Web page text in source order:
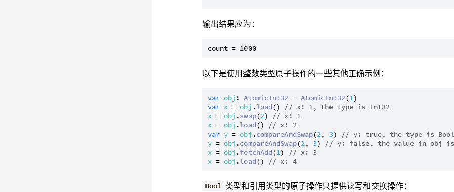
输出结果应为：
以下是使用整数类型原子操作的一些其他正确示例：
var obj : AtomicInt32 = AtomicInt32(1
var x = obj .load() // x: 1, the type is Int32
x = obj .swap(2) // x: 1
x = obj .load() // x: 2
var y = obj .compareAndSwap(2, 3) // y: true, the type is
y = obj .compareAndSwap(2, 3) // y: false, the value in obj is
x = obj .fetchAdd(1) // x: 3
x = obj .load() // x: 4
Bool 类型和引用类型的原子操作只提供读写和交换操作：